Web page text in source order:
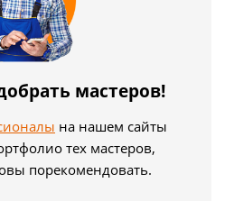
мастеров!
на нашем сайты
тех мастеров,
порекомендовать.